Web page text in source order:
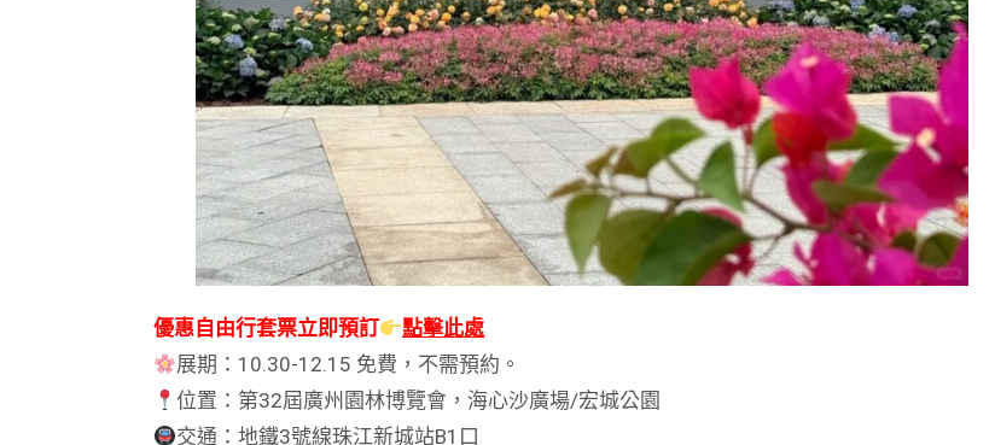
優惠自由行套票立即預訂
點擊此處
展期：10.30-12.15 免費，不需預約。
位置：第32屆廣州園林博覽會，海心沙廣場/宏城公園
交通：地鐵3號線珠江新城站B1口